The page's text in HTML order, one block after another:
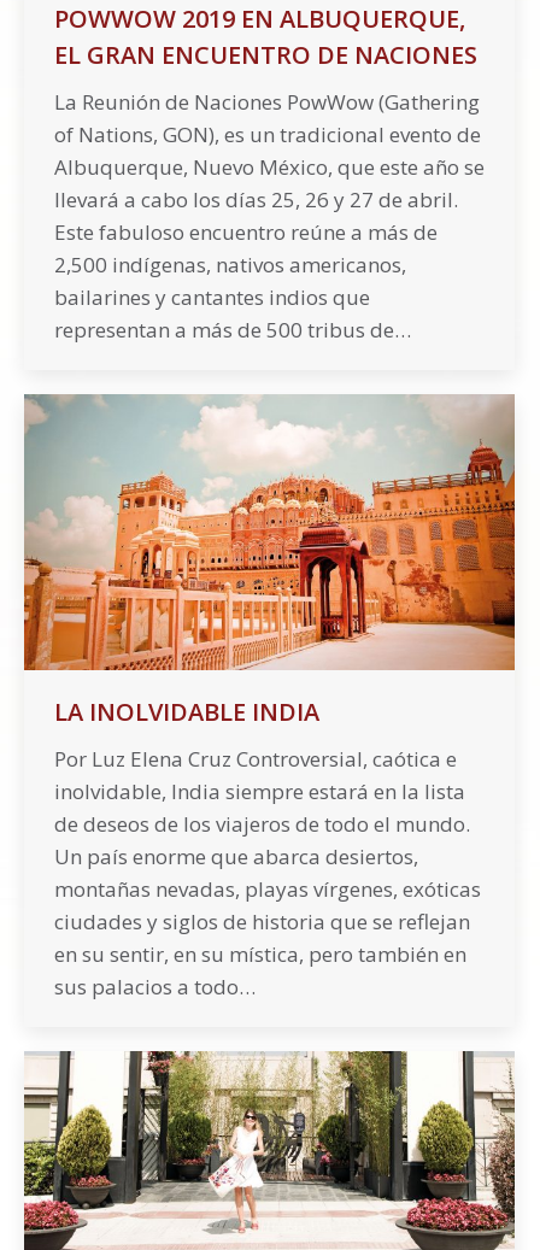
POWWOW 2019 EN ALBUQUERQUE,
EL GRAN ENCUENTRO DE NACIONES
La Reunión de Naciones PowWow (Gathering
of Nations, GON), es un tradicional evento de
Albuquerque, Nuevo México, que este año se
llevará a cabo los días 25, 26 y 27 de abril.
Este fabuloso encuentro reúne a más de
2,500 indígenas, nativos americanos,
bailarines y cantantes indios que
representan a más de 500 tribus de…
LA INOLVIDABLE INDIA
Por Luz Elena Cruz Controversial, caótica e
inolvidable, India siempre estará en la lista
de deseos de los viajeros de todo el mundo.
Un país enorme que abarca desiertos,
montañas nevadas, playas vírgenes, exóticas
ciudades y siglos de historia que se reflejan
en su sentir, en su mística, pero también en
sus palacios a todo…